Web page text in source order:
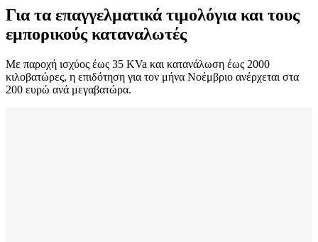
Για τα επαγγελματικά τιμολόγια και τους
εμπορικούς καταναλωτές
Με παροχή ισχύος έως 35 KVa και κατανάλωση έως 2000
κιλοβατώρες, η επιδότηση για τον μήνα Νοέμβριο ανέρχεται στα
200 ευρώ ανά μεγαβατώρα.